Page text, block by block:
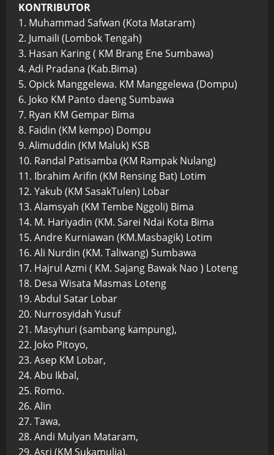
KONTRIBUTOR
1. Muhammad Safwan (Kota Mataram)
2. Jumaili (Lombok Tengah)
3. Hasan Karing ( KM Brang Ene Sumbawa)
4. Adi Pradana (Kab.Bima)
5. Opick Manggelewa. KM Manggelewa (Dompu)
6. Joko KM Panto daeng Sumbawa
7. Ryan KM Gempar Bima
8. Faidin (KM kempo) Dompu
9. Alimuddin (KM Maluk) KSB
10. Randal Patisamba (KM Rampak Nulang)
11. Ibrahim Arifin (KM Rensing Bat) Lotim
12. Yakub (KM SasakTulen) Lobar
13. Alamsyah (KM Tembe Nggoli) Bima
14. M. Hariyadin (KM. Sarei Ndai Kota Bima
15. Andre Kurniawan (KM.Masbagik) Lotim
16. Ali Nurdin (KM. Taliwang) Sumbawa
17. Hajrul Azmi ( KM. Sajang Bawak Nao ) Loteng
18. Desa Wisata Masmas Loteng
19. Abdul Satar Lobar
20. Nurrosyidah Yusuf
21. Masyhuri (sambang kampung),
22. Joko Pitoyo,
23. Asep KM Lobar,
24. Abu Ikbal,
25. Romo.
26. Alin
27. Tawa,
28. Andi Mulyan Mataram,
29. Asri (KM Sukamulia),